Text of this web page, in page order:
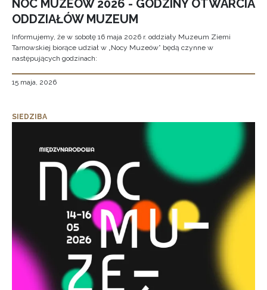
NOC MUZEÓW 2026 - GODZINY OTWARCIA
ODDZIAŁÓW MUZEUM
Informujemy, że w sobotę 16 maja 2026 r. oddziały Muzeum Ziemi
Tarnowskiej biorące udział w „Nocy Muzeów” będą czynne w
następujących godzinach:
15 maja, 2026
SIEDZIBA